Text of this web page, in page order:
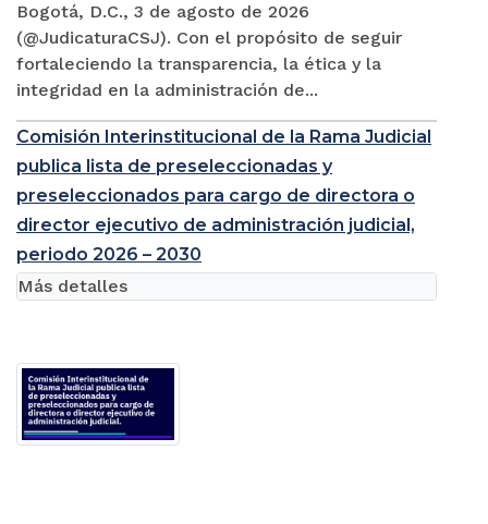
Bogotá, D.C., 3 de agosto de 2026
(@JudicaturaCSJ). Con el propósito de seguir
fortaleciendo la transparencia, la ética y la
integridad en la administración de...
Comisión Interinstitucional de la Rama Judicial
publica lista de preseleccionadas y
preseleccionados para cargo de directora o
director ejecutivo de administración judicial,
periodo 2026 – 2030
Más detalles